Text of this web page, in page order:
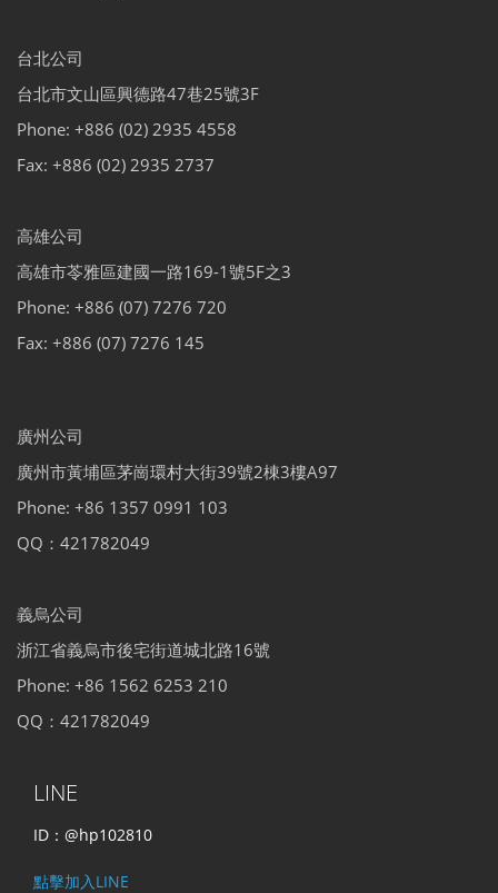
台北公司
台北市文山區興德路47巷25號3F
Phone: +886 (02) 2935 4558
Fax: +886 (02) 2935 2737
高雄公司
高雄市苓雅區建國一路169-1號5F之3
Phone: +886 (07) 7276 720
Fax: +886 (07) 7276 145
廣州公司
廣州市黃埔區茅崗環村大街39號2棟3樓A97
Phone: +86 1357 0991 103
QQ：421782049
義烏公司
浙江省義烏市後宅街道城北路16號
Phone: +86 1562 6253 210
QQ：421782049
LINE
ID：@hp102810
點擊加入LINE